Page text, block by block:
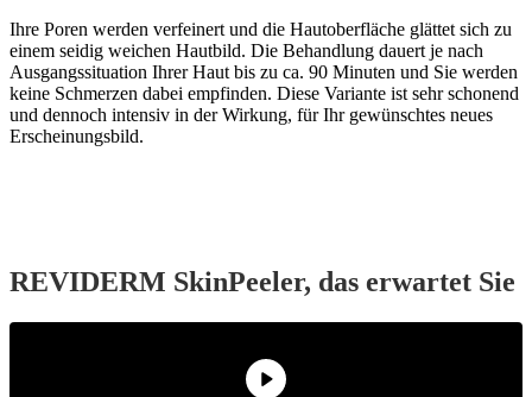
Ihre Poren werden verfeinert und die Hautoberfläche glättet sich zu
einem seidig weichen Hautbild. Die Behandlung dauert je nach
Ausgangssituation Ihrer Haut bis zu ca. 90 Minuten und Sie werden
keine Schmerzen dabei empfinden. Diese Variante ist sehr schonend
und dennoch intensiv in der Wirkung, für Ihr gewünschtes neues
Erscheinungsbild.
REVIDERM SkinPeeler, das erwartet Sie